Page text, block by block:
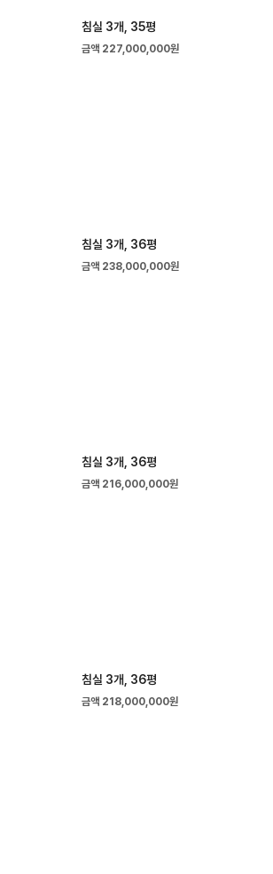
침실 3개, 35평
금액 227,000,000원
침실 3개, 36평
금액 238,000,000원
침실 3개, 36평
금액 216,000,000원
침실 3개, 36평
금액 218,000,000원